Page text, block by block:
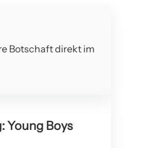
Botschaft direkt im
Young Boys